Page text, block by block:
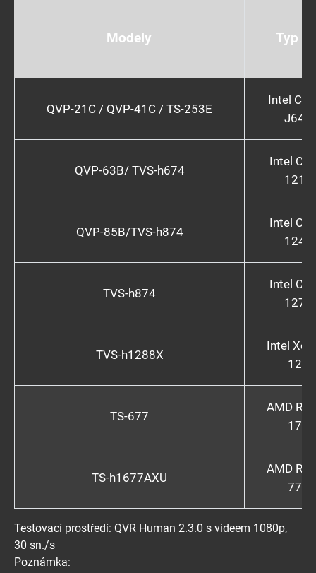
Modely Typ
QVP-21C / QVP-41C / TS-253E
Intel
QVP-63B/ TVS-h674
Intel
QVP-85B/TVS-h874
Intel
TVS-h874
Intel
TVS-h1288X
Intel
1250
TS-677
AMD
1700
TS-h1677AXU
AMD
7700
Testovací prostředí: QVR Human 2.3.0 s videem 1080p,
30 sn./s
Poznámka: